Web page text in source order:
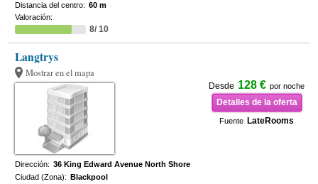
Distancia del centro: 60 m
Valoración:
8/ 10
Langtrys
Mostrar en el mapa
Desde 128 € por noche
Detalles de la oferta
Fuente LateRooms
Dirección: 36 King Edward Avenue North Shore
Ciudad (Zona): Blackpool